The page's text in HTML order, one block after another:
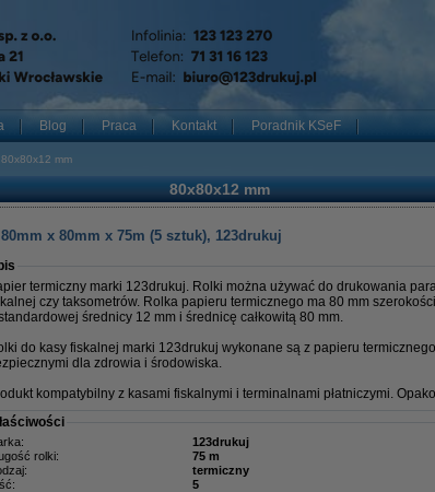
Blog Praca Kontakt Poradnik KSeF
80x80x12 mm
80x80x12 mm
x 80mm x 75m (5 sztuk), 123drukuj
termiczny marki 123drukuj. Rolki można używać do drukowania
czy taksometrów. Rolka papieru termicznego ma 80 mm
średnicy 12 mm i średnicę całkowitą 80 mm.
do kasy fiskalnej marki 123drukuj wykonane są z papieru
dla zdrowia i środowiska.
kompatybilny z kasami fiskalnymi i terminalnami płatniczymi.
123drukuj
rolki:
75 m
termiczny
5